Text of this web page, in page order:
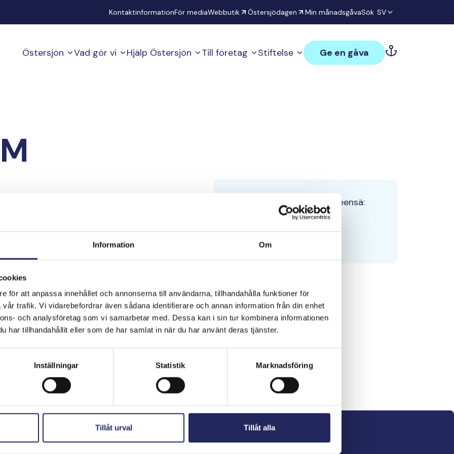
Information Om
för att anpassa innehållet och annonserna till användarna, tillhandahålla funktioner för
trafik. Vi vidarebefordrar även sådana identifierare och annan information från din enhet
och analysföretag som vi samarbetar med. Dessa kan i sin tur kombinera informationen
har tillhandahållit eller som de har samlat in när du har använt deras tjänster.
Inställningar Statistik Marknadsföring
Tillåt urval Tillåt alla
KontaktinformationFör mediaWebbutik Östersjödagen Min månadsgåvaSök SV
Östersjön Vad gör vi Hjälp Östersjön Till företag Stiftelse Ge en gåva
SONSON, SONDÖTTRAR,
Tiimin lahjoitukset yhteensä: